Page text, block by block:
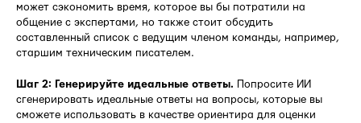
может сэкономить время, которое вы бы потратили на
общение с экспертами, но также стоит обсудить
составленный список с ведущим членом команды, например,
старшим техническим писателем.
Шаг 2: Генерируйте идеальные ответы. Попросите ИИ
сгенерировать идеальные ответы на вопросы, которые вы
сможете использовать в качестве ориентира для оценки